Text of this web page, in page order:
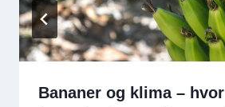
Bananer og klima – hvor